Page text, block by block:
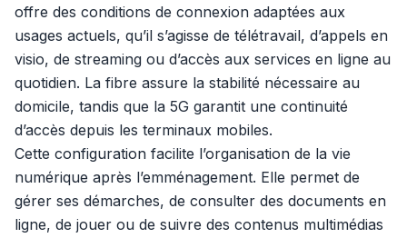
offre des conditions de connexion adaptées aux
usages actuels, qu’il s’agisse de télétravail, d’appels en
visio, de streaming ou d’accès aux services en ligne au
quotidien. La fibre assure la stabilité nécessaire au
domicile, tandis que la 5G garantit une continuité
d’accès depuis les terminaux mobiles.
Cette configuration facilite l’organisation de la vie
numérique après l’emménagement. Elle permet de
gérer ses démarches, de consulter des documents en
ligne, de jouer ou de suivre des contenus multimédias